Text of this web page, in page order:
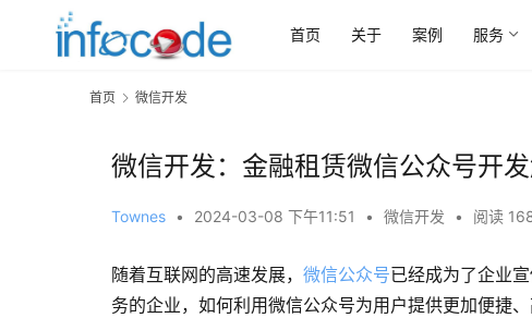
首页 关于 案例 服务
首页 微信开发
微信开发：金融租赁微信公众号开
Townes • 2024-03-08 下午11:51 • 微信开发 • 阅读
随着互联网的高速发展， 微信公众号已经成为了企业
务的企业，如何利用微信公众号为用户提供更加便捷、